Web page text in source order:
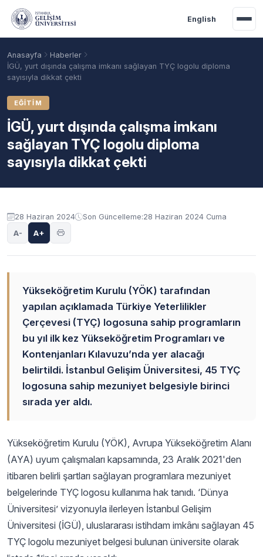
Ana içeriğe geç
English
Anasayfa
Haberler
İGÜ, yurt dışında çalışma imkanı sağlayan TYÇ logolu diploma
sayısıyla dikkat çekti
EĞITIM
İGÜ, yurt dışında çalışma imkanı
sağlayan TYÇ logolu diploma
sayısıyla dikkat çekti
28 Haziran 2024 Son Güncelleme:28 Haziran 2024 Cuma
A- A+
Yükseköğretim Kurulu (YÖK) tarafından
yapılan açıklamada Türkiye Yeterlilikler
Çerçevesi (TYÇ) logosuna sahip programların
bu yıl ilk kez Yükseköğretim Programları ve
Kontenjanları Kılavuzu’nda yer alacağı
belirtildi. İstanbul Gelişim Üniversitesi, 45 TYÇ
logosuna sahip mezuniyet belgesiyle birinci
sırada yer aldı.
Yükseköğretim Kurulu (YÖK), Avrupa Yükseköğretim Alanı
(AYA) uyum çalışmaları kapsamında, 23 Aralık 2021'den
itibaren belirli şartları sağlayan programlara mezuniyet
belgelerinde TYÇ logosu kullanıma hak tanıdı. ‘Dünya
Üniversitesi’ vizyonuyla ilerleyen İstanbul Gelişim
Üniversitesi (İGÜ), uluslararası istihdam imkânı sağlayan 45
TYÇ logolu mezuniyet belgesi bulunan üniversite olarak